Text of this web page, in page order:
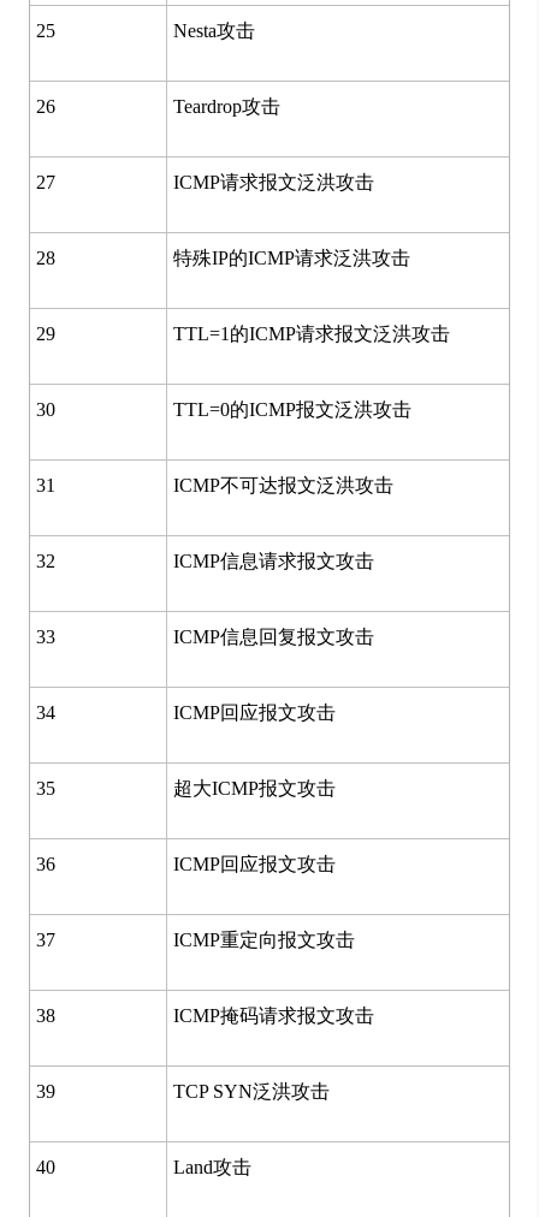
25 Nesta攻击
26 Teardrop攻击
27 ICMP请求报文泛洪攻击
28 特殊IP的ICMP请求泛洪攻击
29 TTL=1的ICMP请求报文泛洪攻击
30 TTL=0的ICMP报文泛洪攻击
31 ICMP不可达报文泛洪攻击
32 ICMP信息请求报文攻击
33 ICMP信息回复报文攻击
34 ICMP回应报文攻击
35 超大ICMP报文攻击
36 ICMP回应报文攻击
37 ICMP重定向报文攻击
38 ICMP掩码请求报文攻击
39 TCP SYN泛洪攻击
40 Land攻击